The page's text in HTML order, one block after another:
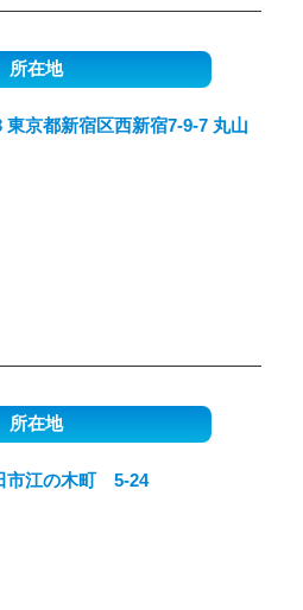
所在地
東京都新宿区西新宿7-9-7 丸山
所在地
市江の木町 5-24